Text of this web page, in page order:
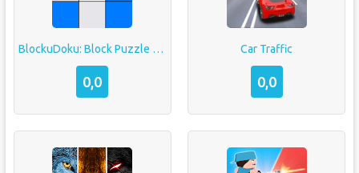
BlockuDoku: Block Puzzle Game
0,0
Car Traffic
0,0